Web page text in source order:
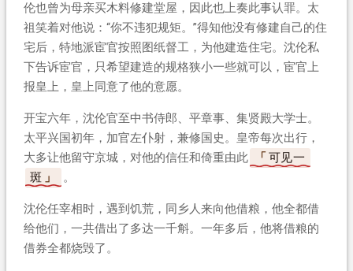
伦也曾为母亲买木料修建堂屋，因此也上奏此事认罪。太
祖笑着对他说：“你不违犯规矩。”得知他没有修建自己的住
宅后，特地派宦官按照图纸督工，为他建造住宅。沈伦私
下告诉宦官，只希望建造的规格狭小一些就可以，宦官上
报皇上，皇上同意了他的意愿。
开宝六年，沈伦官至中书侍郎、平章事、集贤殿大学士。
太平兴国初年，加官左仆射，兼修国史。皇帝每次出行，
大多让他留守京城，对他的信任和倚重由此
可见一
斑
。
沈伦任宰相时，遇到饥荒，同乡人来向他借粮，他全都借
给他们，一共借出了多达一千斛。一年多后，他将借粮的
借券全都烧毁了。